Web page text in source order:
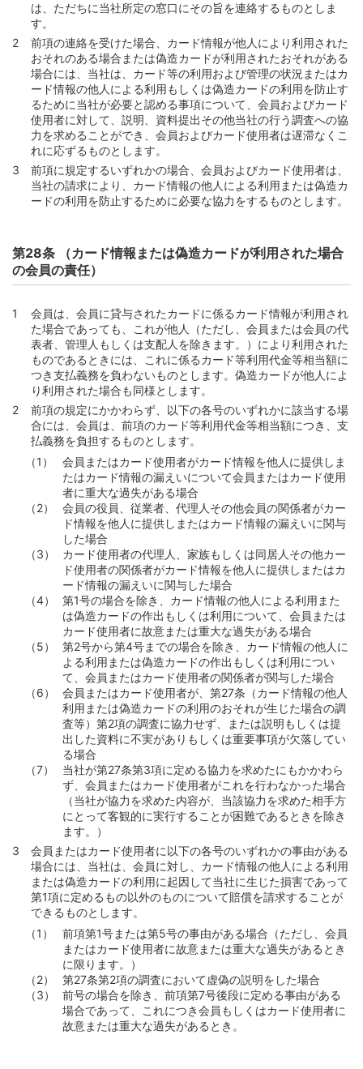
は、ただちに当社所定の窓口にその旨を連絡するものとしま
す。
前項の連絡を受けた場合、カード情報が他人により利用された
おそれのある場合または偽造カードが利用されたおそれがある
場合には、当社は、カード等の利用および管理の状況またはカ
ード情報の他人による利用もしくは偽造カードの利用を防止す
るために当社が必要と認める事項について、会員およびカード
使用者に対して、説明、資料提出その他当社の行う調査への協
力を求めることができ、会員およびカード使用者は遅滞なくこ
れに応ずるものとします。
前項に規定するいずれかの場合、会員およびカード使用者は、
当社の請求により、カード情報の他人による利用または偽造カ
ードの利用を防止するために必要な協力をするものとします。
第28条 （カード情報または偽造カードが利用された場合
の会員の責任）
会員は、会員に貸与されたカードに係るカード情報が利用され
た場合であっても、これが他人（ただし、会員または会員の代
表者、管理人もしくは支配人を除きます。）により利用された
ものであるときには、これに係るカード等利用代金等相当額に
つき支払義務を負わないものとします。偽造カードが他人によ
り利用された場合も同様とします。
前項の規定にかかわらず、以下の各号のいずれかに該当する場
合には、会員は、前項のカード等利用代金等相当額につき、支
払義務を負担するものとします。
会員またはカード使用者がカード情報を他人に提供しま
たはカード情報の漏えいについて会員またはカード使用
者に重大な過失がある場合
会員の役員、従業者、代理人その他会員の関係者がカー
ド情報を他人に提供しまたはカード情報の漏えいに関与
した場合
カード使用者の代理人、家族もしくは同居人その他カー
ド使用者の関係者がカード情報を他人に提供しまたはカ
ード情報の漏えいに関与した場合
第1号の場合を除き、カード情報の他人による利用また
は偽造カードの作出もしくは利用について、会員または
カード使用者に故意または重大な過失がある場合
第2号から第4号までの場合を除き、カード情報の他人に
よる利用または偽造カードの作出もしくは利用につい
て、会員またはカード使用者の関係者が関与した場合
会員またはカード使用者が、第27条（カード情報の他人
利用または偽造カードの利用のおそれが生じた場合の調
査等）第2項の調査に協力せず、または説明もしくは提
出した資料に不実がありもしくは重要事項が欠落してい
る場合
当社が第27条第3項に定める協力を求めたにもかかわら
ず、会員またはカード使用者がこれを行わなかった場合
（当社が協力を求めた内容が、当該協力を求めた相手方
にとって客観的に実行することが困難であるときを除き
ます。）
会員またはカード使用者に以下の各号のいずれかの事由がある
場合には、当社は、会員に対し、カード情報の他人による利用
または偽造カードの利用に起因して当社に生じた損害であって
第1項に定めるもの以外のものについて賠償を請求することが
できるものとします。
前項第1号または第5号の事由がある場合（ただし、会員
またはカード使用者に故意または重大な過失があるとき
に限ります。）
第27条第2項の調査において虚偽の説明をした場合
前号の場合を除き、前項第7号後段に定める事由がある
場合であって、これにつき会員もしくはカード使用者に
故意または重大な過失があるとき。